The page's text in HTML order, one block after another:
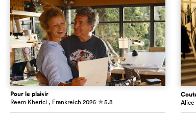
Pour le plaisir
Reem Kherici , Frankreich 2026 c5.8
Alice